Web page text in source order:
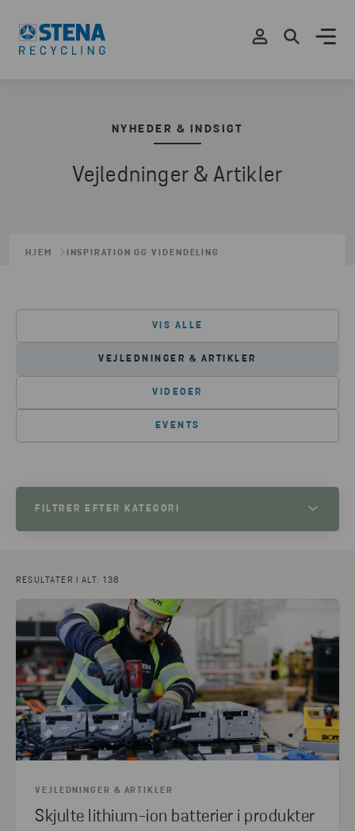
NYHEDER & INDSIGT
Vejledninger & Artikler
HJEM INSPIRATION OG VIDENDELING
VIS ALLE
VEJLEDNINGER & ARTIKLER
VIDEOER
EVENTS
FILTRER EFTER KATEGORI
INDUSTRIER (29)
FARLIGT AFFALD(19) METAL(18)
ELEKTRONIK (17) BATTERIER
MATERIALE (13) DETAILHANDEL (8)
AUTOMOTIVE(5) CIRKULÆR RÅDGIVNING (5)
CIRCULAR VOICE 2023 (4)
ALTERNATIVE RÅMATERIALER(4) FILIALER(4)
PILOT PROJECT(3) CIRCULAR VOICE 2022(3)
PHARMA(3) INNOVATION(2)
RESULTATER I ALT: 138
VEJLEDNINGER & ARTIKLER
Skjulte lithium-ion batterier i produkter